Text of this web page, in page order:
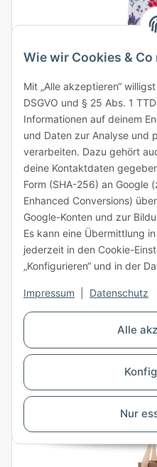
Alle
Nur
Wie wir Cookies & Co
Mit „Alle akzeptieren“
DSGVO und § 25 Abs. 1
Informationen auf deinem
und Daten zur Analyse und
verarbeiten. Dazu gehört
deine Kontaktdaten
Form (SHA-256) an Google
Enhanced Conversions)
Google-Konten und zur
Es kann eine Übermittlung
jederzeit in den Cookie-
„Konfigurieren“ und in der
Impressum Datenschutz
Geschenktüte
mm
Artikelnummer: K24-16939
Qualität:
157 g/m²
Innenmaß:
120 x
Farbe:
weiß mit
ab
Summe:12×
Lieferzeit: